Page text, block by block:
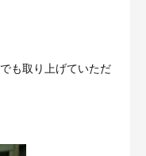
でも取り上げていただ